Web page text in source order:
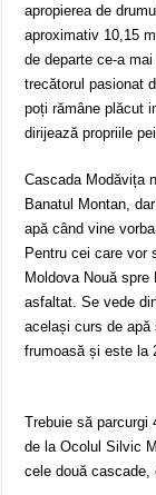
apropierea de
aproximativ 10,15
de departe ce-a
trecătorul pasionat
poți rămâne plăcut
dirijează propriile
Cascada Modăvița
Banatul Montan,
apă când vine
Pentru cei care vor
Moldova Nouă
asfaltat. Se vede
același curs de
frumoasă și este la
Trebuie să parcurgi
de la Ocolul Silvic
cele două cascade,